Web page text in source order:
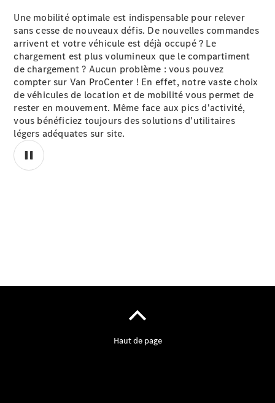
Une mobilité optimale est indispensable pour relever
sans cesse de nouveaux défis. De nouvelles commandes
arrivent et votre véhicule est déjà occupé ? Le
chargement est plus volumineux que le compartiment
de chargement ? Aucun problème : vous pouvez
compter sur Van ProCenter ! En effet, notre vaste choix
de véhicules de location et de mobilité vous permet de
rester en mouvement. Même face aux pics d'activité,
vous bénéficiez toujours des solutions d'utilitaires
légers adéquates sur site.